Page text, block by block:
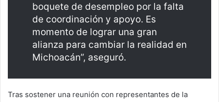
boquete de desempleo por la falta
de coordinación y apoyo. Es
momento de lograr una gran
alianza para cambiar la realidad en
Michoacán”, aseguró.
Tras sostener una reunión con representantes de la